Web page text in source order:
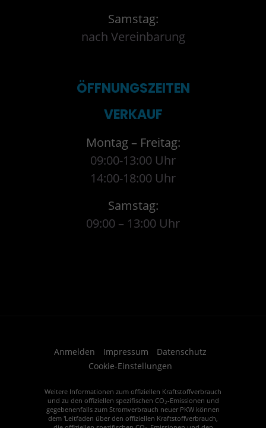
Samstag:
nach Vereinbarung
ÖFFNUNGSZEITEN
VERKAUF
Montag – Freitag:
09:00-13:00 Uhr
14:00-18:00 Uhr
Samstag:
09:00 – 13:00 Uhr
Anmelden Impressum
Datenschutz
Cookie-Einstellungen
Weitere Informationen zum offiziellen Kraftstoffverbrauch
und zu den offiziellen spezifischen CO2-Emissionen und
gegebenenfalls zum Stromverbrauch neuer PKW können
dem 'Leitfaden über den offiziellen Kraftstoffverbrauch,